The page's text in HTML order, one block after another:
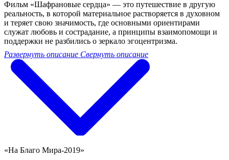
Фильм «Шафрановые сердца» — это путешествие в другую
реальность, в которой материальное растворяется в духовном
и теряет свою значимость, где основными ориентирами
служат любовь и сострадание, а принципы взаимопомощи и
поддержки не разбились о зеркало эгоцентризма.
Развернуть описание Свернуть описание
«На Благо Мира-2019»